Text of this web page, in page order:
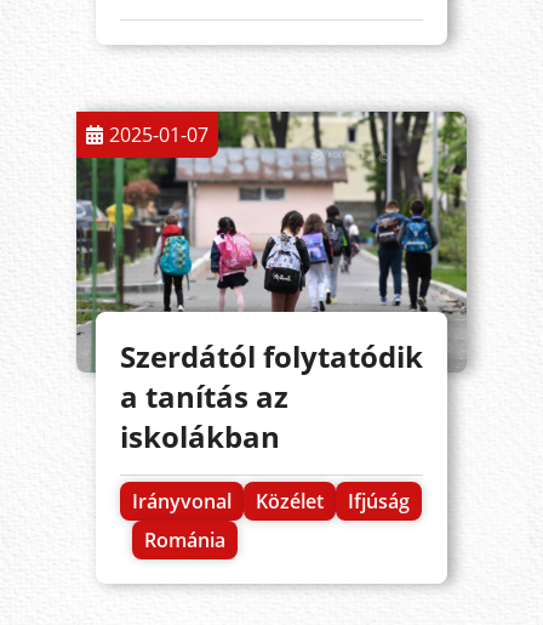
2025-01-07
Szerdától folytatódik
a tanítás az
iskolákban
Irányvonal Közélet
Ifjúság
Románia